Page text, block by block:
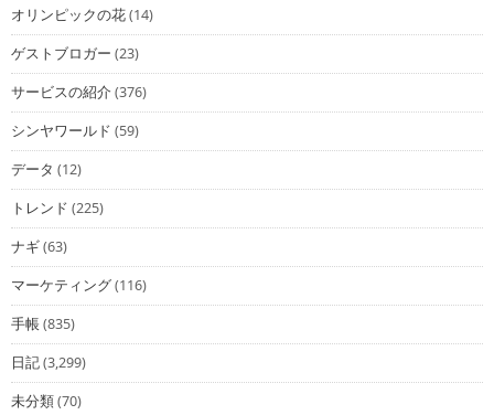
オリンピックの花(14)
ゲストブロガー (23)
サービスの紹介(376)
シンヤワールド (59)
データ (12)
トレンド (225)
ナギ(63)
マーケティング(116)
手帳(835)
日記(3,299)
未分類(70)